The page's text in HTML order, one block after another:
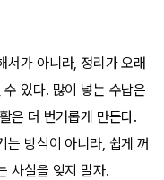
서가 아니라, 정리가 오래
있다. 많이 넣는 수납은
은 더 번거롭게 만든다.
는 방식이 아니라, 쉽게 꺼
사실을 잊지 말자.